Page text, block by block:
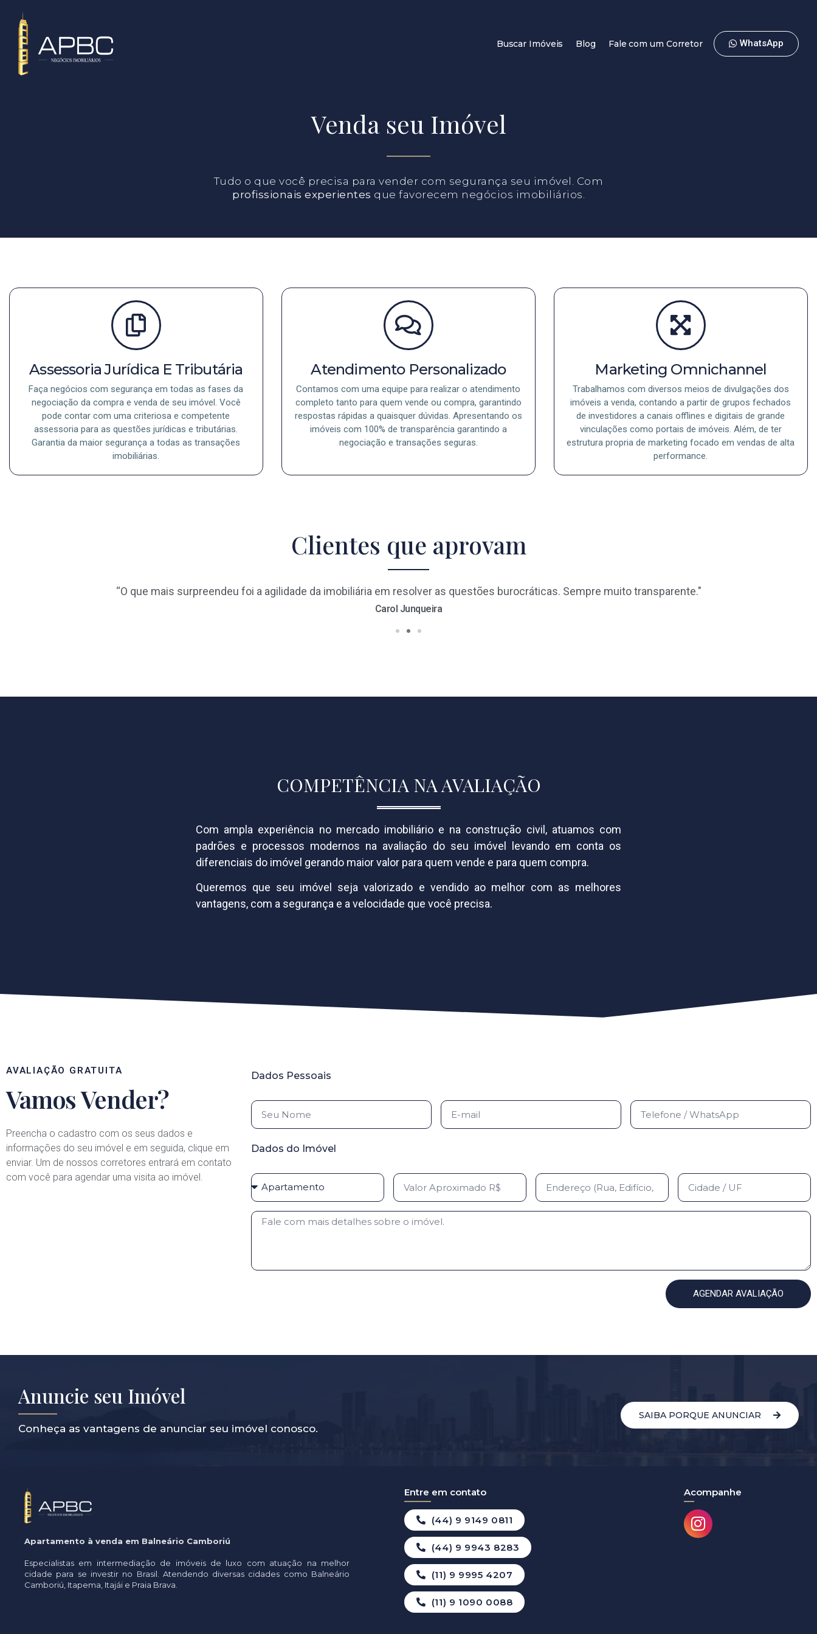
Buscar Imóveis Blog Fale com um Corretor WhatsApp
Venda seu Imóvel
Tudo o que você precisa para vender com segurança seu imóvel. Com
profissionais experientes que favorecem negócios imobiliários.
Assessoria Jurídica E Tributária
Faça negócios com segurança em todas as fases da
negociação da compra e venda de seu imóvel. Você
pode contar com uma criteriosa e competente
assessoria para as questões jurídicas e tributárias.
Garantia da maior segurança a todas as transações
imobiliárias.
Atendimento Personalizado
Contamos com uma equipe para realizar o atendimento
completo tanto para quem vende ou compra, garantindo
respostas rápidas a quaisquer dúvidas. Apresentando os
imóveis com 100% de transparência garantindo a
negociação e transações seguras.
Marketing Omnichannel
Trabalhamos com diversos meios de divulgações dos
imóveis a venda, contando a partir de grupos fechados
de investidores a canais offlines e digitais de grande
vinculações como portais de imóveis. Além, de ter
estrutura propria de marketing focado em vendas de alta
performance.
Clientes que aprovam
“O que mais surpreendeu foi a agilidade da imobiliária em resolver as questões burocráticas. Sempre muito transparente."
Carol Junqueira
COMPETÊNCIA NA AVALIAÇÃO
Com ampla experiência no mercado imobiliário e na construção civil, atuamos com
padrões e processos modernos na avaliação do seu imóvel levando em conta os
diferenciais do imóvel gerando maior valor para quem vende e para quem compra.
Queremos que seu imóvel seja valorizado e vendido ao melhor com as melhores
vantagens, com a segurança e a velocidade que você precisa.
AVALIAÇÃO GRATUITA
Vamos Vender?
Preencha o cadastro com os seus dados e
informações do seu imóvel e em seguida, clique em
enviar. Um de nossos corretores entrará em contato
com você para agendar uma visita ao imóvel.
Dados Pessoais
Dados do Imóvel
AGENDAR AVALIAÇÃO
Anuncie seu Imóvel
Conheça as vantagens de anunciar seu imóvel conosco.
SAIBA PORQUE ANUNCIAR
Apartamento à venda em Balneário Camboriú
Especialistas em intermediação de imóveis de luxo com atuação na melhor
cidade para se investir no Brasil. Atendendo diversas cidades como Balneário
Camboriú, Itapema, Itajái e Praia Brava.
Entre em contato
(44) 9 9149 0811
(44) 9 9943 8283
(11) 9 9995 4207
(11) 9 1090 0088
Acompanhe